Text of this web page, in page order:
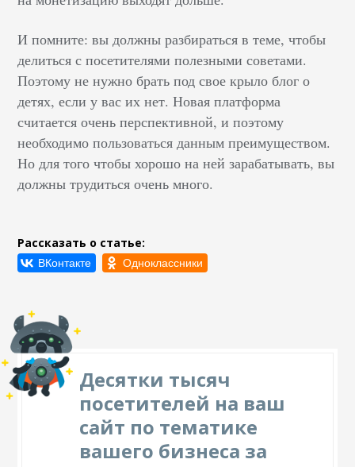
И помните: вы должны разбираться в теме, чтобы
делиться с посетителями полезными советами.
Поэтому не нужно брать под свое крыло блог о
детях, если у вас их нет. Новая платформа
считается очень перспективной, и поэтому
необходимо пользоваться данным преимуществом.
Но для того чтобы хорошо на ней зарабатывать, вы
должны трудиться очень много.
Рассказать о статье:
Десятки тысяч
посетителей на ваш
сайт по тематике
вашего бизнеса за